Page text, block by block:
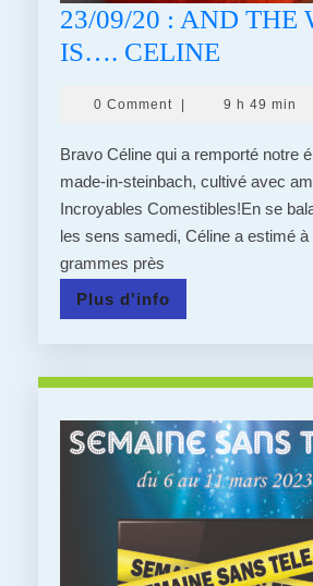
23/09/20 : AND THE
IS…. CELINE
AND
THE
IS….
0 Comment | 9 h 49 min
Bravo Céline qui a remporté notre
made-in-steinbach, cultivé avec
Incroyables Comestibles!En se
les sens samedi, Céline a estimé à
grammes près
Plus d'info
d'info